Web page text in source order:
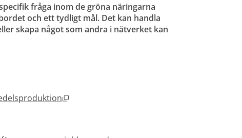
fråga inom de gröna näringarna
och ett tydligt mål. Det kan handla
skapa något som andra i nätverket kan